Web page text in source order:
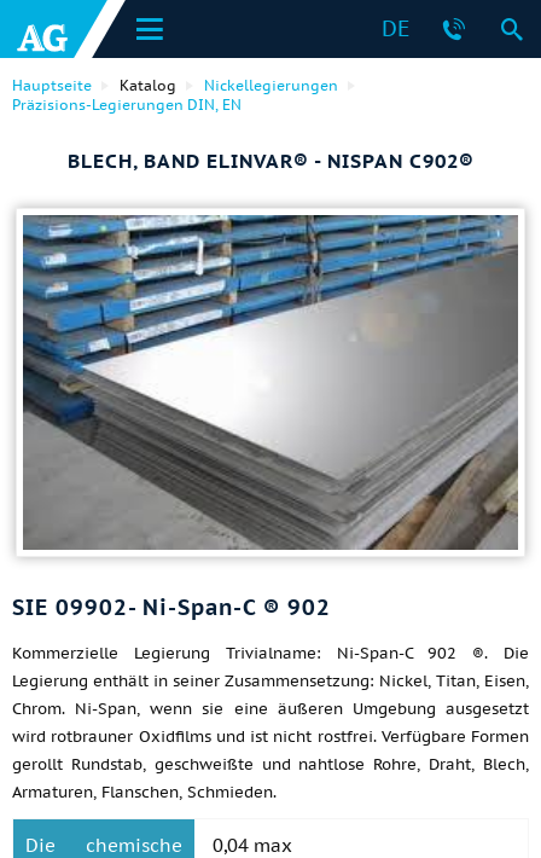
DE
Hauptseite Katalog
Nickellegierungen
Präzisions-Legierungen DIN, EN
BLECH, BAND ELINVAR® - NISPAN C902®
SIE 09902- Ni-Span-C ® 902
Kommerzielle Legierung Trivialname: Ni-Span-C 902 ®. Die
Legierung enthält in seiner Zusammensetzung: Nickel, Titan, Eisen,
Chrom. Ni-Span, wenn sie eine äußeren Umgebung ausgesetzt
wird rotbrauner Oxidfilms und ist nicht rostfrei. Verfügbare Formen
gerollt Rundstab, geschweißte und nahtlose Rohre, Draht, Blech,
Armaturen, Flanschen, Schmieden.
Die chemische
0,04 max